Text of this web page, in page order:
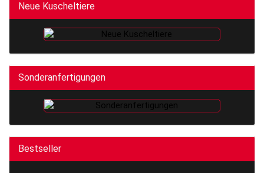
Neue Kuscheltiere
Sonderanfertigungen
Bestseller